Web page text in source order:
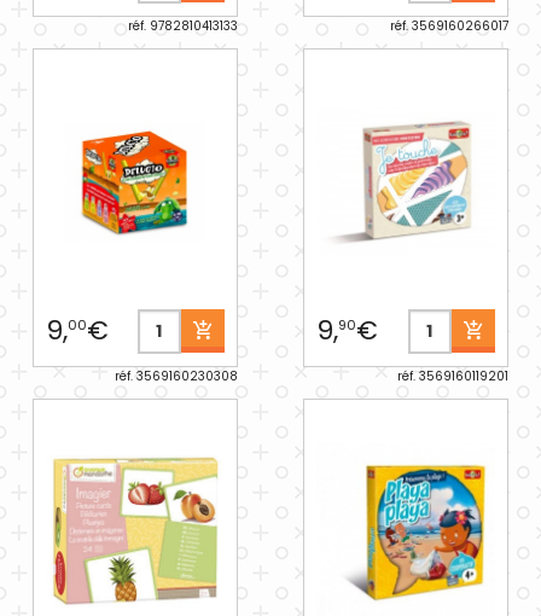
réf. 9782810413133 réf. 3569160266017
9,00€
réf. 3569160230308
9,90€
réf. 3569160119201